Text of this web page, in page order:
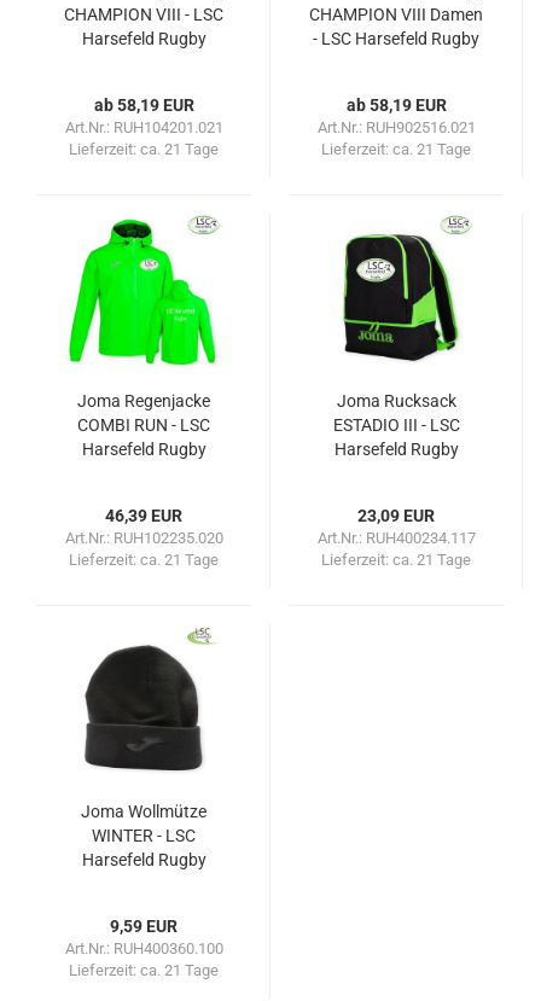
CHAMPION VIII - LSC
Harsefeld Rugby
ab 58,19 EUR
Art.Nr.: RUH104201.021
Lieferzeit: ca. 21 Tage
CHAMPION VIII Damen
- LSC Harsefeld Rugby
ab 58,19 EUR
Art.Nr.: RUH902516.021
Lieferzeit: ca. 21 Tage
Joma Regenjacke
COMBI RUN - LSC
Harsefeld Rugby
46,39 EUR
Art.Nr.: RUH102235.020
Lieferzeit: ca. 21 Tage
Joma Rucksack
ESTADIO III - LSC
Harsefeld Rugby
23,09 EUR
Art.Nr.: RUH400234.117
Lieferzeit: ca. 21 Tage
Joma Wollmütze
WINTER - LSC
Harsefeld Rugby
9,59 EUR
Art.Nr.: RUH400360.100
Lieferzeit: ca. 21 Tage